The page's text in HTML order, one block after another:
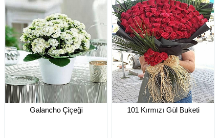
Galancho Çiçeği 101 Kırmızı Gül Buketi